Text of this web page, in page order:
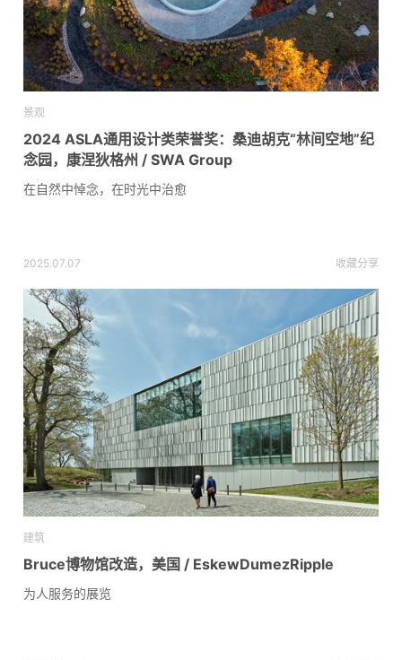
景观
2024 ASLA通用设计类荣誉奖：桑迪胡克“林间空地”纪
念园，康涅狄格州 / SWA Group
在自然中悼念，在时光中治愈
2025.07.07 收藏分享
建筑
Bruce博物馆改造，美国 / EskewDumezRipple
为人服务的展览